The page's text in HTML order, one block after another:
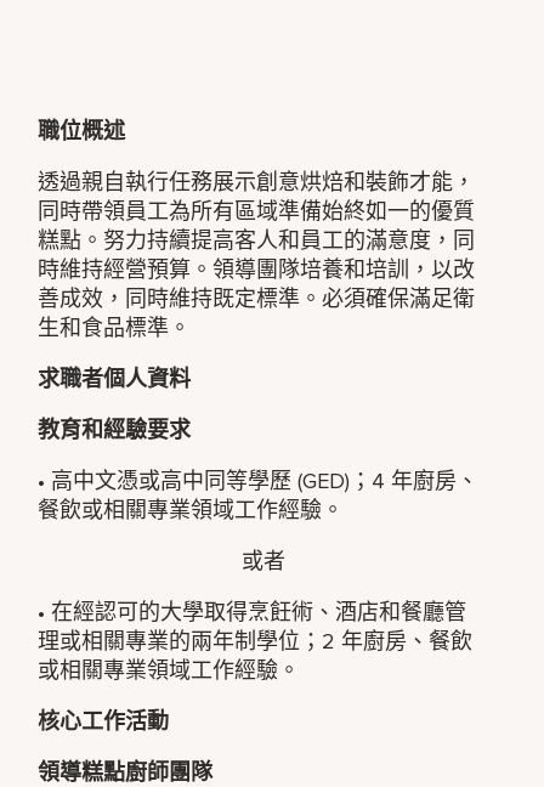
職位概述
透過親自執行任務展示創意烘焙和裝飾才能，
同時帶領員工為所有區域準備始終如一的優質
糕點。努力持續提高客人和員工的滿意度，同
時維持經營預算。領導團隊培養和培訓，以改
善成效，同時維持既定標準。必須確保滿足衛
生和食品標準。
求職者個人資料
教育和經驗要求
• 高中文憑或高中同等學歷 (GED)；4 年廚房、
餐飲或相關專業領域工作經驗。
或者
• 在經認可的大學取得烹飪術、酒店和餐廳管
理或相關專業的兩年制學位；2 年廚房、餐飲
或相關專業領域工作經驗。
核心工作活動
領導糕點廚師團隊